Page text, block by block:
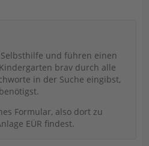
und führen einen
brav durch alle
in der Suche eingibst,
Formular, also dort zu
EÜR findest.